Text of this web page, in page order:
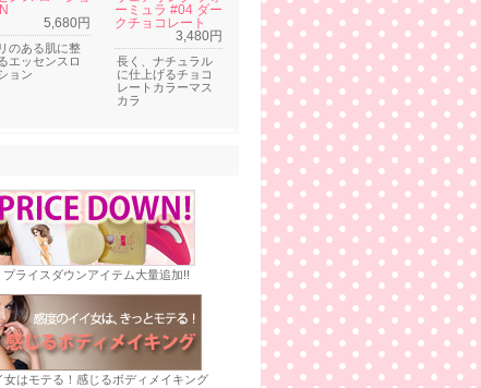
5,680円
のある肌に整
エッセンスロ
ョン
ーミュラ #04 ダー
クチョコレート
3,480円
長く、ナチュラル
に仕上げるチョコ
レートカラーマス
カラ
プライスダウンアイテム大量追加!!
女はモテる！感じるボディメイキング